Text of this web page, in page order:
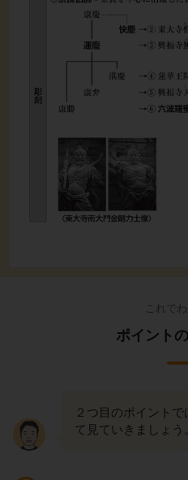
これで
ポイント
２つ目のポイント
て見ていきましょう